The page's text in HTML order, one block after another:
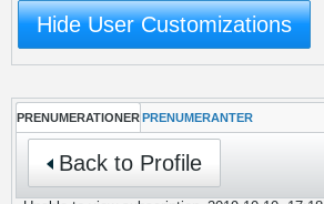
Hide User Customizations
PRENUMERATIONER PRENUMERANTER
Back to Profile